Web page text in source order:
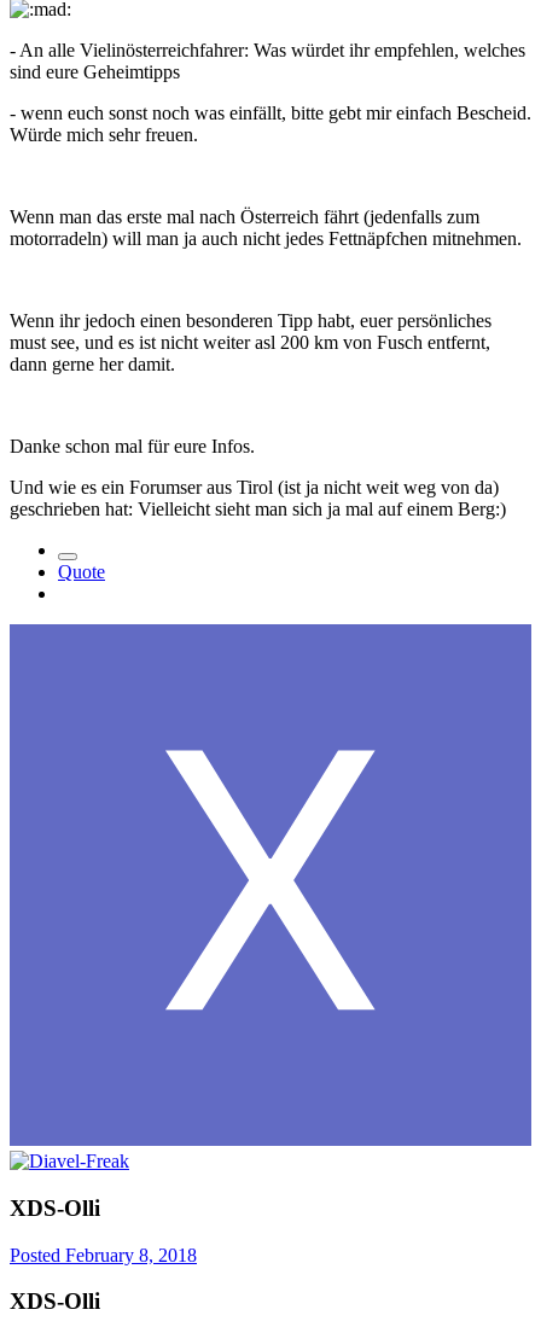
- An alle Vielinösterreichfahrer: Was würdet ihr empfehlen, welches
sind eure Geheimtipps
- wenn euch sonst noch was einfällt, bitte gebt mir einfach Bescheid.
Würde mich sehr freuen.
Wenn man das erste mal nach Österreich fährt (jedenfalls zum
motorradeln) will man ja auch nicht jedes Fettnäpfchen mitnehmen.
Wenn ihr jedoch einen besonderen Tipp habt, euer persönliches
must see, und es ist nicht weiter asl 200 km von Fusch entfernt,
dann gerne her damit.
Danke schon mal für eure Infos.
Und wie es ein Forumser aus Tirol (ist ja nicht weit weg von da)
geschrieben hat: Vielleicht sieht man sich ja mal auf einem Berg:)
Quote
XDS-Olli
Posted February 8, 2018
XDS-Olli